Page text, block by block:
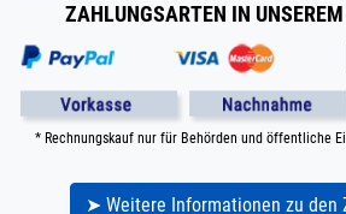
ZAHLUNGSARTEN IN
* Rechnungskauf nur für Behörden und öffentliche
➤ Weitere Informationen zu den